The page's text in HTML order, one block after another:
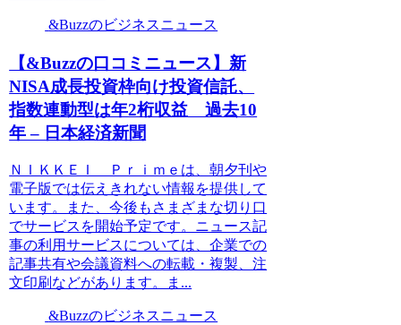
&Buzzのビジネスニュース
【&Buzzの口コミニュース】新
NISA成長投資枠向け投資信託、
指数連動型は年2桁収益 過去10
年 – 日本経済新聞
ＮＩＫＫＥＩ Ｐｒｉｍｅは、朝夕刊や
電子版では伝えきれない情報を提供して
います。また、今後もさまざまな切り口
でサービスを開始予定です。ニュース記
事の利用サービスについては、企業での
記事共有や会議資料への転載・複製、注
文印刷などがあります。ま...
&Buzzのビジネスニュース